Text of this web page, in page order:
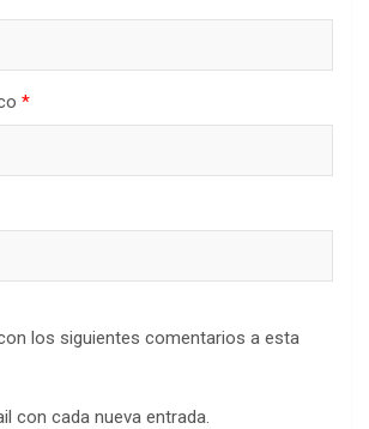
*
los siguientes comentarios a esta
con cada nueva entrada.